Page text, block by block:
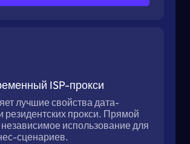
ISP-прокси
лучшие свойства дата-
резидентских прокси. Прямой
независимое использование для
сценариев.